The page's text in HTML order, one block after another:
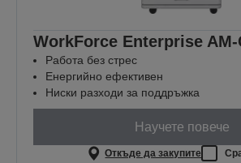
WorkForce Enterprise​ AM-
Работа без стрес
Енергийно ефективен
Ниски разходи за поддръжка
Научете повече
Откъде да закупите